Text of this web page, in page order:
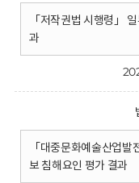
「저작권법 시행령」
과
「대중문화예술산업
보 침해요인 평가 결과